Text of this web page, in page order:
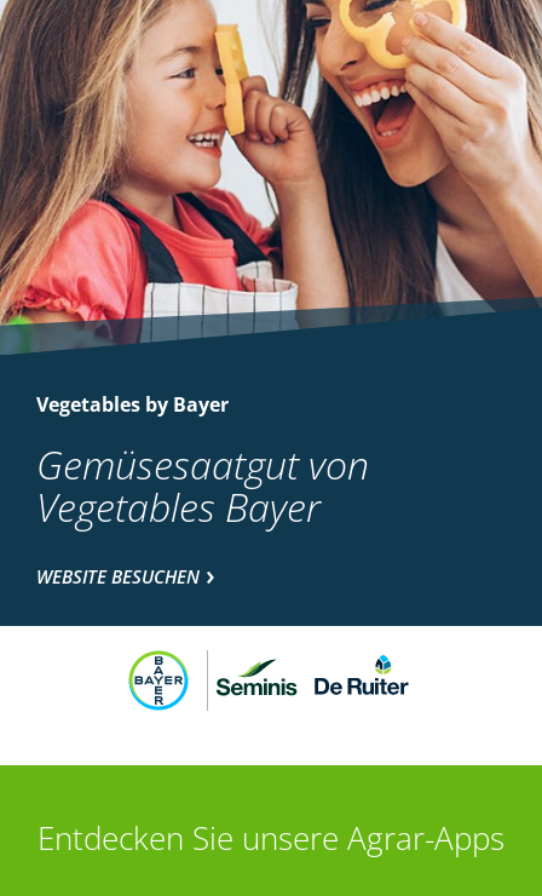
Vegetables by Bayer
Gemüsesaatgut von
Vegetables Bayer
WEBSITE BESUCHEN
Entdecken Sie unsere Agrar-Apps